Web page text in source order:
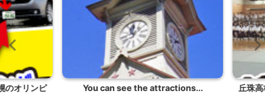
オリンピ
You can see the attractions... 丘珠高